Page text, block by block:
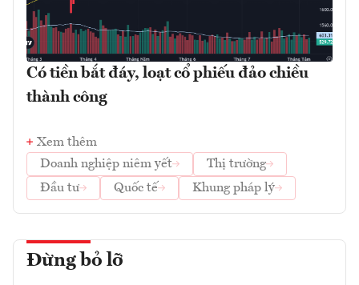
Có tiền bắt đáy, loạt cổ phiếu đảo chiều
thành công
Xem thêm
Doanh nghiệp niêm yết
Thị trường
Đầu tư
Quốc tế Khung pháp lý
Đừng bỏ lỡ